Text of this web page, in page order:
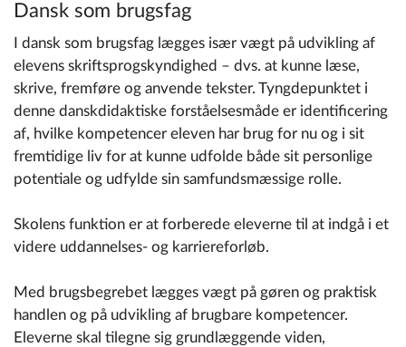
Dansk som brugsfag
I dansk som brugsfag lægges især vægt på udvikling af
elevens skriftsprogskyndighed – dvs. at kunne læse,
skrive, fremføre og anvende tekster. Tyngdepunktet i
denne danskdidaktiske forståelsesmåde er identificering
af, hvilke kompetencer eleven har brug for nu og i sit
fremtidige liv for at kunne udfolde både sit personlige
potentiale og udfylde sin samfundsmæssige rolle.
Skolens funktion er at forberede eleverne til at indgå i et
videre uddannelses- og karriereforløb.
Med brugsbegrebet lægges vægt på gøren og praktisk
handlen og på udvikling af brugbare kompetencer.
Eleverne skal tilegne sig grundlæggende viden,